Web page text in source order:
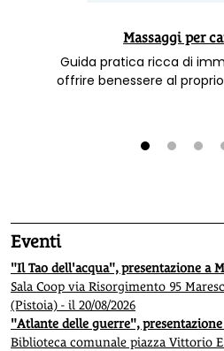
Massaggi per
Guida pratica ricca di
offrire
Eventi
"Il Tao dell'acqua", presentazione a
Sala Coop via Risorgimento 95
(Pistoia) - il 20/08/2026
"Atlante delle guerre",
Biblioteca comunale piazza Vittorio